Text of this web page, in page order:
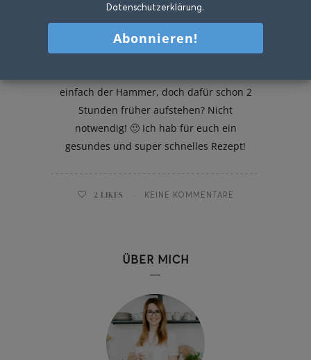
Roggenblume
einfach der Hammer, doch dafür schon 2
Stunden früher aufstehen? Nicht
notwendig! 🙂 Ich hab für euch ein
gesundes und super schnelles Rezept!
2 LIKES KEINE KOMMENTARE
ÜBER MICH
Datenschutzerklärung.